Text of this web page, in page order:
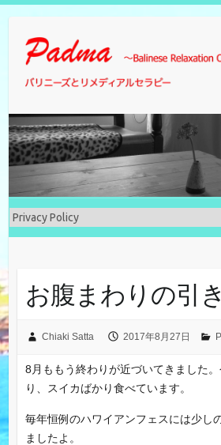
content
お腹まわりの引
Chiaki Satta 2017年8月27日
8月ももう終わりが近づいてきました
り、スイカばかり食べています。
毎年恒例のハワイアンフェスには少し
ましたよ。